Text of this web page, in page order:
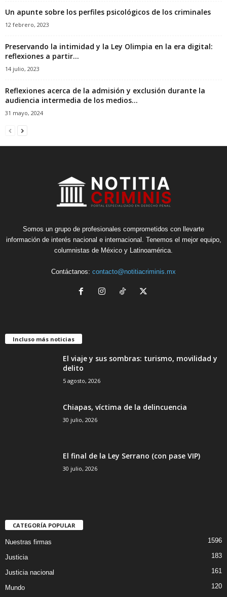
Un apunte sobre los perfiles psicológicos de los criminales
12 febrero, 2023
Preservando la intimidad y la Ley Olimpia en la era digital:
reflexiones a partir...
14 julio, 2023
Reflexiones acerca de la admisión y exclusión durante la
audiencia intermedia de los medios...
31 mayo, 2024
Somos un grupo de profesionales comprometidos con llevarte
información de interés nacional e internacional. Tenemos el mejor equipo,
columnistas de México y Latinoamérica.
Contáctanos: contacto@notitiacriminis.mx
Incluso más noticias
El viaje y sus sombras: turismo, movilidad y
delito
5 agosto, 2026
Chiapas, víctima de la delincuencia
30 julio, 2026
El final de la Ley Serrano (con pase VIP)
30 julio, 2026
CATEGORÍA POPULAR
Nuestras firmas 1596
Justicia 183
Justicia nacional 161
Mundo 120